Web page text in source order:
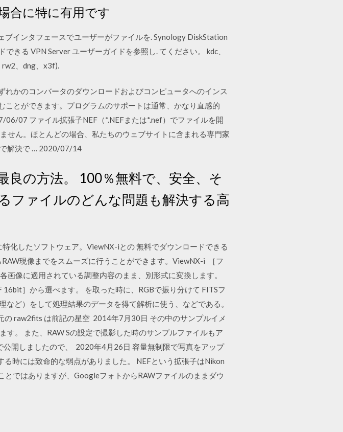
合に特に有用です
インタフェースでユーザーがファイルを. Synology DiskStation
きる VPN Server ユーザーガイドを参照し. てください。 kdc、
、dng、x3f).
かのコンバータのダウンロードおよびコンピュータへのインス
ことができます。プログラムのサポートは通常、かなり直感的
07 ファイル拡張子NEF（*.NEFまたは*.nef）でファイルを開
せん。ほとんどの場合、私たちのウェブサイトに含まれる専門家
解決で … 2020/07/14
良の方法。 100％無料で、安全、そ
ファイルのどんな問題も解決する高
化したソフトウェア。ViewNX-iとの 無料でダウンロードできる
現像までをスムーズに行うことができます。ViewNX-i ［フ
像に適用されている調整内容のまま、別形式に変換します。
］から選べます。 を取った時に、RGBで振り分けて FITSフ
ど）をして処理結果のデータを得て解析に使う、などである。
raw2fits は前記の星空 2014年7月30日 その中のサンプルイメ
。 また、RAW Sの設定で撮影した時のサンプルファイルもア
開しましたので、 2020年4月26日 容量無制限で写真をアップ
時には致命的な弱点がありました。 NEFという拡張子はNikon
ではありますが、GoogleフォトからRAWファイルのままダウ